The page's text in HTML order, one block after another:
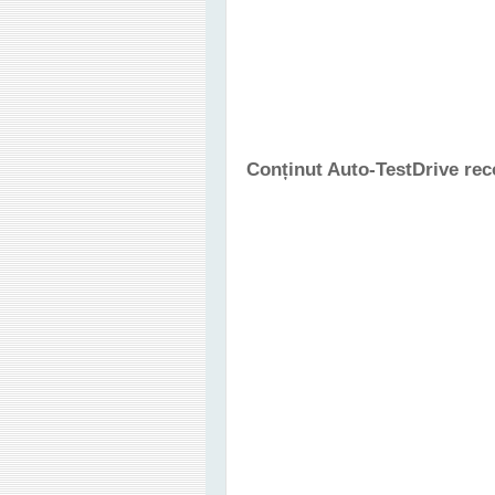
Conținut Auto-TestDrive